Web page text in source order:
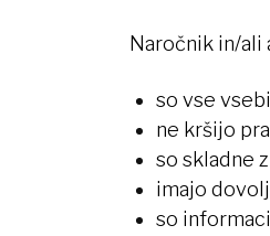
Naročnik in/ali
so vse
ne kršijo
so skladne
imajo
so